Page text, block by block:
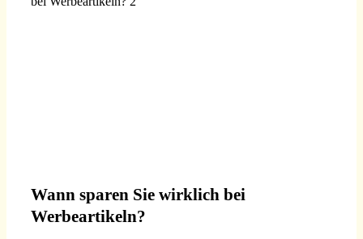
Wann sparen Sie wirklich bei
Werbeartikeln?